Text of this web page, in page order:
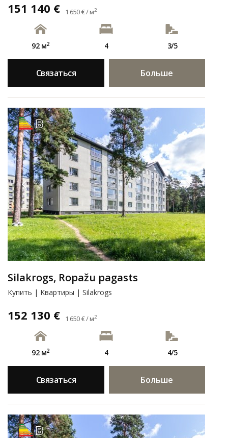
151 140 € 1 650 € / м2
92 м2 4 3/5
Связаться Больше
B
Silakrogs, Ropažu pagasts
Купить | Kвартиры | Silakrogs
152 130 € 1 650 € / м2
92 м2 4 4/5
Связаться Больше
B